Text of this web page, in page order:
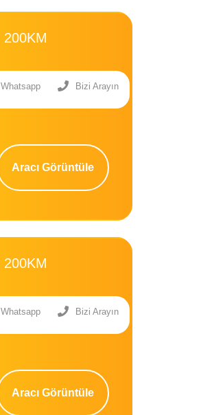
200KM
Whatsapp Bizi Arayın
Aracı Görüntüle
200KM
Whatsapp Bizi Arayın
Aracı Görüntüle